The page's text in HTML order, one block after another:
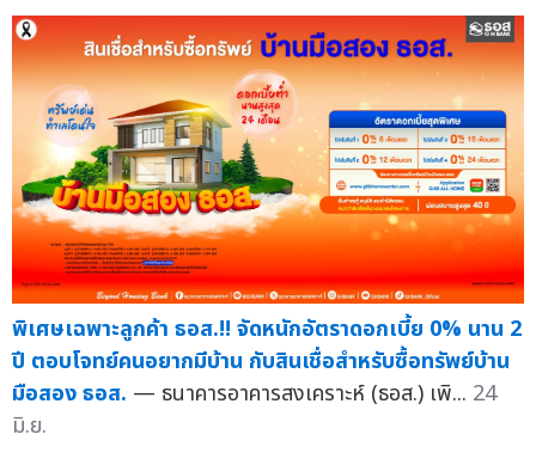
พิเศษเฉพาะลูกค้า ธอส.!! จัดหนักอัตราดอกเบี้ย 0% นาน 2
ปี ตอบโจทย์คนอยากมีบ้าน กับสินเชื่อสำหรับซื้อทรัพย์บ้าน
มือสอง ธอส. — ธนาคารอาคารสงเคราะห์ (ธอส.) เพิ... 24
มิ.ย.